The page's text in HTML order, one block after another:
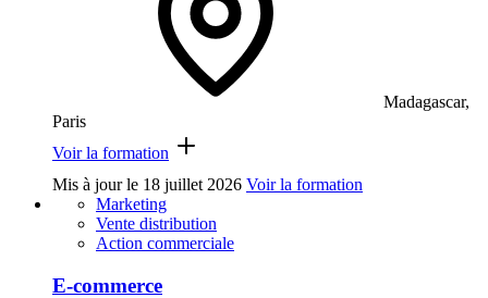
Madagascar,
Paris
Voir la formation
Mis à jour le 18 juillet 2026 Voir la formation
Marketing
Vente distribution
Action commerciale
E-commerce